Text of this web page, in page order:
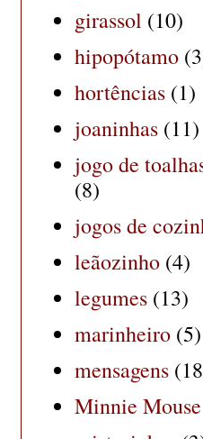
girassol (10)
hipopótamo
hortências (1)
joaninhas (11)
jogo de
(8)
jogos de
leãozinho (4)
legumes (13)
marinheiro (5)
mensagens
Minnie Mouse